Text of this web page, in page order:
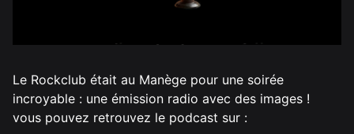
Le Rockclub était au Manège pour une soirée
incroyable : une émission radio avec des images !
vous pouvez retrouvez le podcast sur :